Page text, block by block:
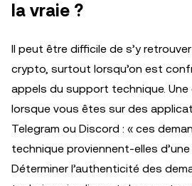
la vraie ?
Il peut être difficile de s’y
crypto, surtout lorsqu’on est
appels du support technique.
lorsque vous êtes sur des
Telegram ou Discord : « ces
technique proviennent-elles
Déterminer l’authenticité des